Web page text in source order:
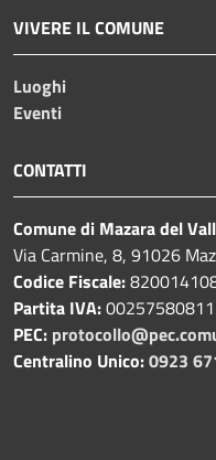
VIVERE IL COMUNE
Luoghi
Eventi
CONTATTI
Comune di Mazara del
Via Carmine, 8, 91026
Codice Fiscale:
Partita IVA:00257580811
PEC:
Centralino Unico:0923